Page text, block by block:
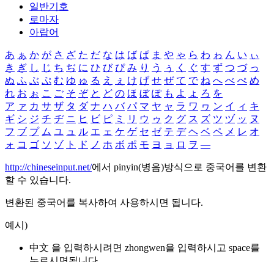
일반기호
로마자
아랍어
あ ぁ か が さ ざ た だ な は ば ぱ ま や ゃ ら わ ゎ ん い ぃ
き ぎ し じ ち ぢ に ひ び ぴ み り う ぅ く ぐ す ず つ づ っ
ぬ ふ ぶ ぷ む ゆ ゅ る え ぇ け げ せ ぜ て で ね へ べ ぺ め
れ お ぉ こ ご そ ぞ と ど の ほ ぼ ぽ も よ ょ ろ を
ア ァ カ サ ザ タ ダ ナ ハ バ パ マ ヤ ャ ラ ワ ヮ ン イ ィ キ
ギ シ ジ チ ヂ ニ ヒ ビ ピ ミ リ ウ ゥ ク グ ス ズ ツ ヅ ッ ヌ
フ ブ プ ム ユ ュ ル エ ェ ケ ゲ セ ゼ テ デ ヘ ベ ペ メ レ オ
ォ コ ゴ ソ ゾ ト ド ノ ホ ボ ポ モ ヨ ョ ロ ヲ ―
http://chineseinput.net/에서 pinyin(병음)방식으로 중국어를 변환
할 수 있습니다.
변환된 중국어를 복사하여 사용하시면 됩니다.
예시)
中文 을 입력하시려면 zhongwen을 입력하시고 space를